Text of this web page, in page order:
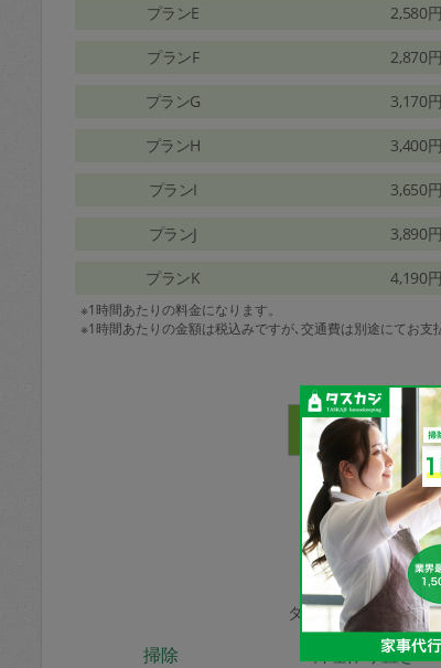
プランE 2,580円
プランF 2,870円
プランG 3,170円
プランH 3,400円
プランI 3,650円
プランJ 3,890円
プランK 4,190円
※1時間あたりの料金になります。
※1時間あたりの金額は税込みですが､交通費は別途にてお支
家事代
タスカジで依頼でき
掃除 料理作り置き